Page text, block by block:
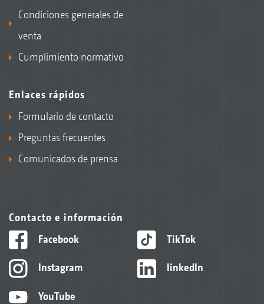
Condiciones generales de
venta
Cumplimiento normativo
Enlaces rápidos
Formulario de contacto
Preguntas frecuentes
Comunicados de prensa
Contacto e información
Facebook
Instagram
YouTube
TikTok
linkedIn